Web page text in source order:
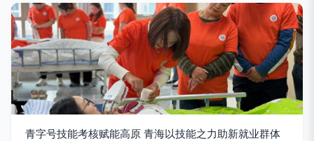
青字号技能考核赋能高原 青海以技能之力助新就业群体